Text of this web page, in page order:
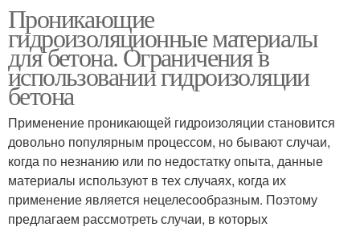
Проникающие
гидроизоляционные материалы
для бетона. Ограничения в
использовании гидроизоляции
бетона
Применение проникающей гидроизоляции становится
довольно популярным процессом, но бывают случаи,
когда по незнанию или по недостатку опыта, данные
материалы используют в тех случаях, когда их
применение является нецелесообразным. Поэтому
предлагаем рассмотреть случаи, в которых